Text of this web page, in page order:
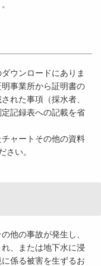
ウンロードにありま
事業所から証明書の
れた事項（採水者、
記録表への記載を省
ャートその他の資料
さい。
他の事故が発生し、
、または地下水に浸
係る被害を生ずるお